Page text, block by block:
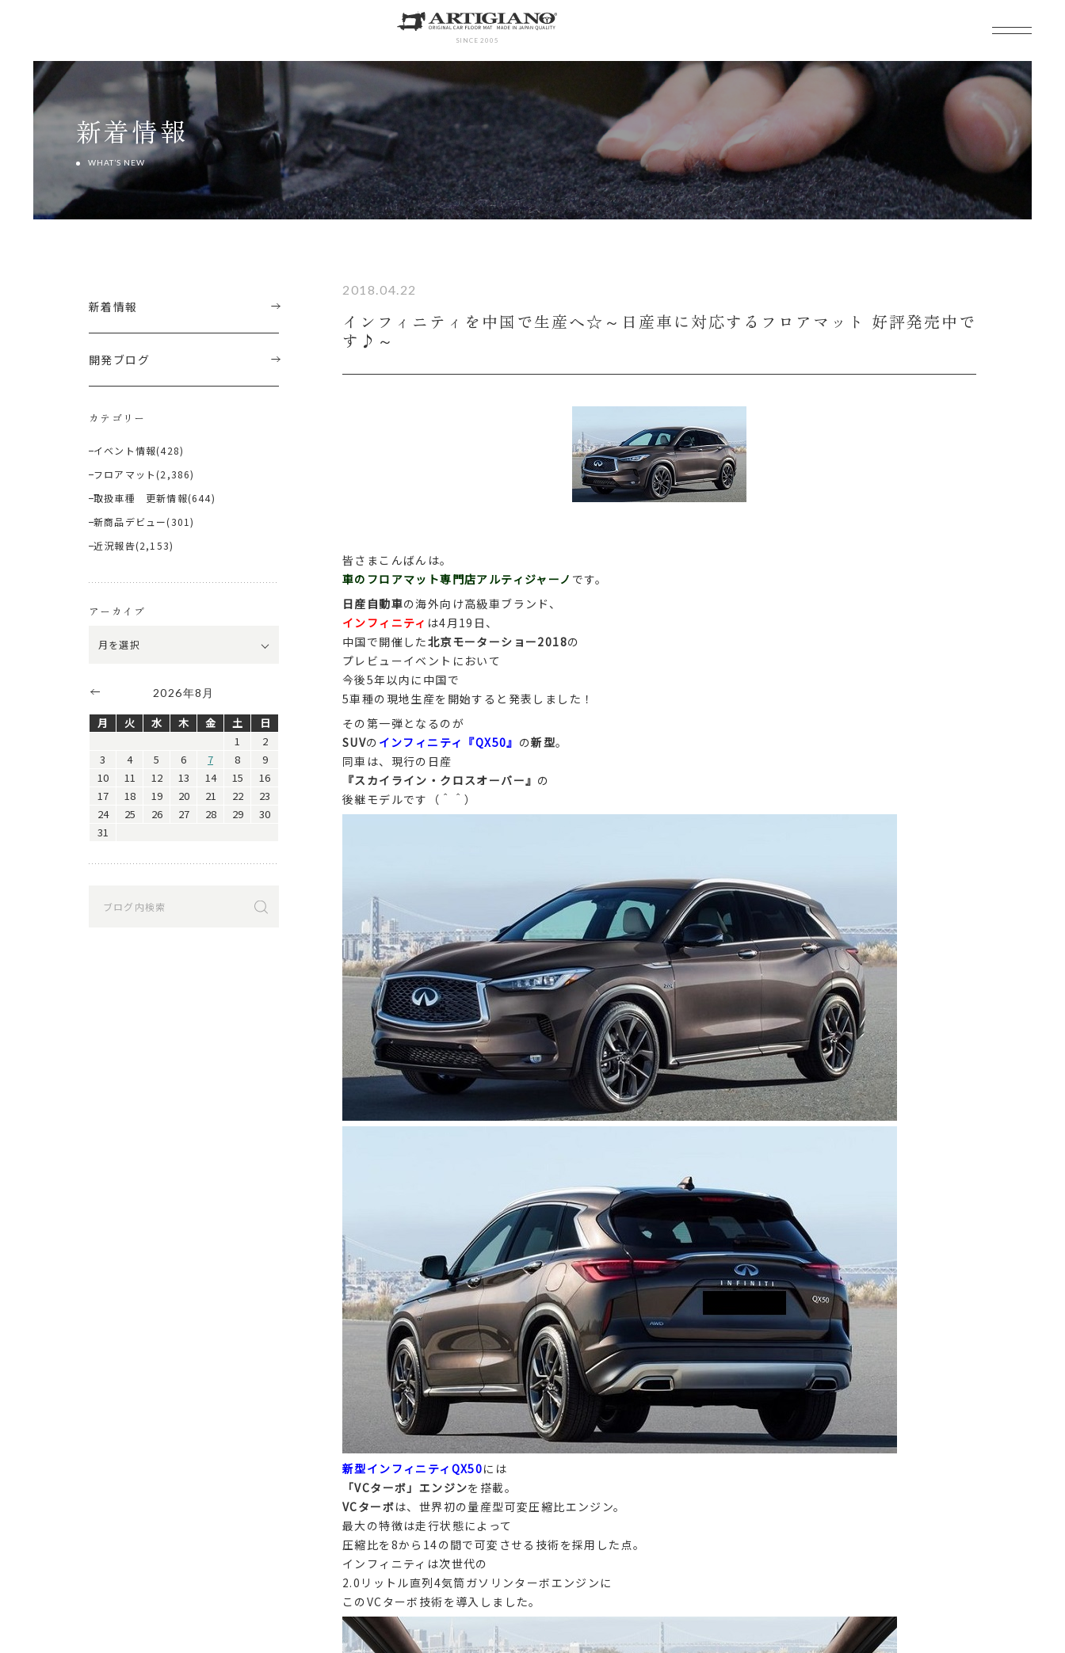
SINCE 2005
新着情報
WHAT’S NEW
2018.04.22
インフィニティを中国で生産へ☆～日産車に対応するフロアマット 好評発売中で
す♪～
皆さまこんばんは。
車のフロアマット専門店アルティジャーノ です。
日産自動車の海外向け高級車ブランド、
インフィニティ は4月19日、
中国で開催した北京モーターショー2018の
プレビューイベントにおいて
今後5年以内に中国で
5車種の現地生産を開始すると発表しました！
その第一弾となるのが
SUVの インフィニティ『QX50』 の新型。
同車は、現行の日産
『スカイライン・クロスオーバー』 の
後継モデルです（＾＾）
新型インフィニティQX50には
「VCターボ」エンジンを搭載。
VCターボは、世界初の量産型可変圧縮比エンジン。
最大の特徴は走行状態によって
圧縮比を8から14の間で可変させる技術を採用した点。
インフィニティは次世代の
2.0リットル直列4気筒ガソリンターボエンジンに
このVCターボ技術を導入しました。
新着情報
開発ブログ
カテゴリー
イベント情報(428)
フロアマット (2,386)
取扱車種 更新情報(644)
新商品デビュー(301)
近況報告(2,153)
アーカイブ
2026年8月
月 火 水 木 金 土
日
1
2
3
4 5 6 7 8
9
10
11 12 13 14 15
16
17
18 19 20 21 22
23
24
25 26 27 28 29
30
31